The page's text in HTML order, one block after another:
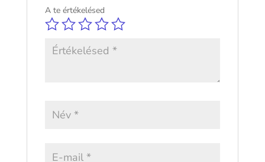
A te értékelésed